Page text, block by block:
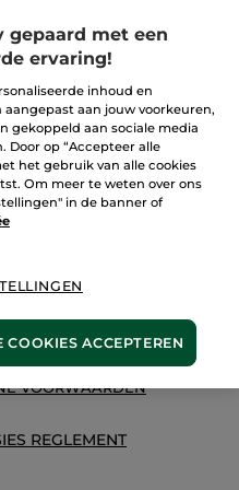
zijn geïnitieerd zijn
tarieflijst prijzen
VOORWAARDEN
REGLEMENT
gepaard met een
ervaring!
inhoud en
aan jouw voorkeuren,
gekoppeld aan sociale media
Door op “Accepteer alle
het gebruik van alle cookies
Om meer te weten over ons
in de banner of
COOKIES ACCEPTEREN